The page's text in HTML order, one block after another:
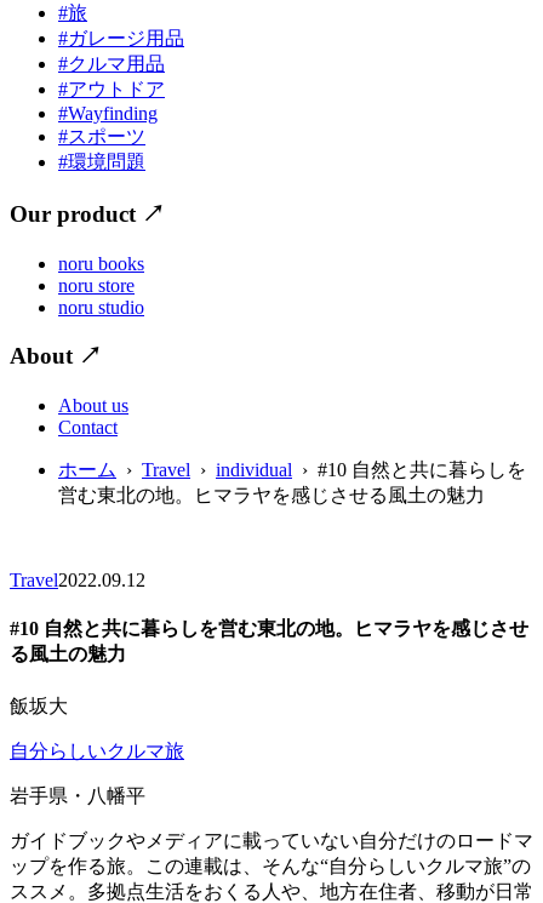
#旅
#ガレージ用品
#クルマ用品
#アウトドア
#Wayfinding
#スポーツ
#環境問題
Our product ↗
noru books
noru store
noru studio
About ↗
About us
Contact
ホーム › Travel › individual › #10 自然と共に暮らしを
営む東北の地。ヒマラヤを感じさせる風土の魅力
Travel2022.09.12
#10 自然と共に暮らしを営む東北の地。ヒマラヤを感じさせ
る風土の魅力
飯坂大
自分らしいクルマ旅
岩手県・八幡平
ガイドブックやメディアに載っていない自分だけのロードマ
ップを作る旅。この連載は、そんな“自分らしいクルマ旅”の
ススメ。多拠点生活をおくる人や、地方在住者、移動が日常